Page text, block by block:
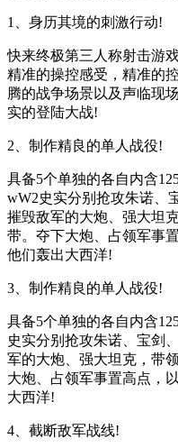
1、身历其境的刺激行动!
快来终极第三人称射击游
精准的操控感受，精准的
腾的战争场景以及声临现
实的登陆大战!
2、制作精良的单人战役!
具备5个单独的各自内含
wW2史实分别抢攻朱诺、
摧毁敌军的大炮、强大坦
带。夺下大炮、占领军事
他们轰出大西洋!
3、制作精良的单人战役!
具备5个单独的各自内含
史实分别抢攻朱诺、宝剑
军的大炮、强大坦克，带
大炮、占领军事置高点，
大西洋!
4、截断敌军战线!